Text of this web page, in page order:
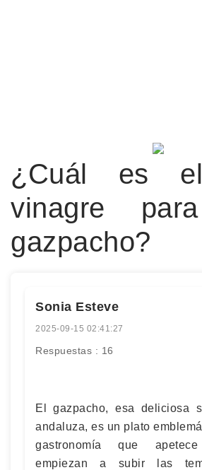
¿Cuál es
vinagre
gazpacho?
Sonia Esteve
2025-09-15 02:41:27
Respuestas : 16
El gazpacho, esa deliciosa
andaluza, es un plato
gastronomía que
empiezan a subir las